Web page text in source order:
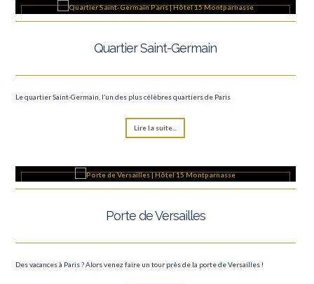
Quartier Saint-Germain
Le quartier Saint-Germain, l’un des plus célèbres quartiers de Paris
Lire la suite...
Porte de Versailles
Des vacances à Paris ? Alors venez faire un tour près de la porte de Versailles !